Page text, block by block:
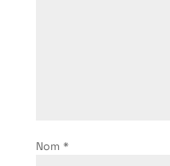
Nom *